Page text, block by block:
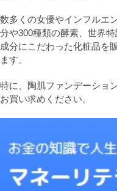
数多くの女優やインフルエ
分や300種類の酵素、世界
成分にこだわった化粧品を
ます。
特に、陶肌ファンデーショ
お買い求めください。